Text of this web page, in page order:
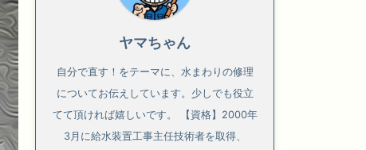
ヤマちゃん
自分で直す！をテーマに、水まわりの修理
についてお伝えしています。少しでも役立
てて頂ければ嬉しいです。 【資格】2000年
3月に給水装置工事主任技術者を取得、